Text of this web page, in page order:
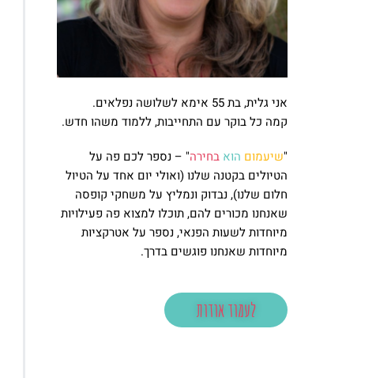
אני גלית, בת 55 אימא לשלושה נפלאים.
קמה כל בוקר עם התחייבות, ללמוד משהו חדש.
"שיעמום הוא בחירה" – נספר לכם פה על
הטיולים בקטנה שלנו (ואולי יום אחד על הטיול
חלום שלנו), נבדוק ונמליץ על משחקי קופסה
שאנחנו מכורים להם, תוכלו למצוא פה פעילויות
מיוחדות לשעות הפנאי, נספר על אטרקציות
מיוחדות שאנחנו פוגשים בדרך.
לעמוד אודות